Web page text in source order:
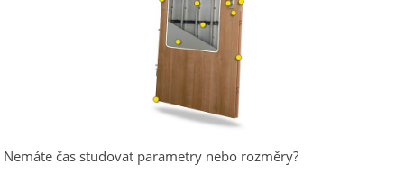
Nemáte čas studovat parametry nebo rozměry?